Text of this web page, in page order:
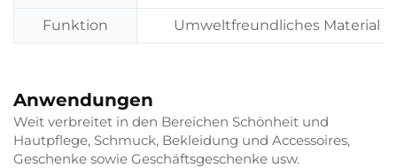
Funktion Umweltfreundliches Material
Anwendungen
Weit verbreitet in den Bereichen Schönheit und
Hautpflege, Schmuck, Bekleidung und Accessoires,
Geschenke sowie Geschäftsgeschenke usw.